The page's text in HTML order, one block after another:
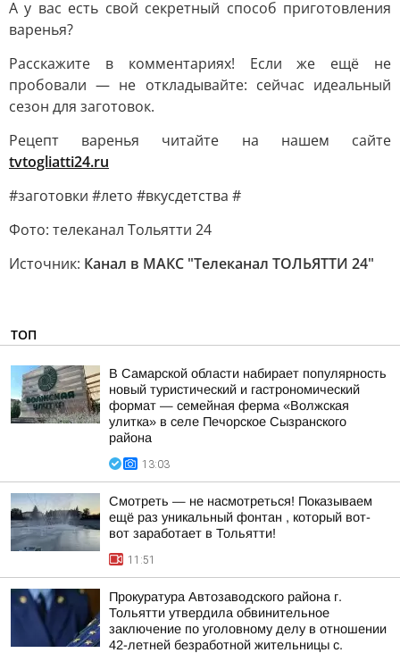
А у вас есть свой секретный способ приготовления
варенья?
Расскажите в комментариях! Если же ещё не
пробовали — не откладывайте: сейчас идеальный
сезон для заготовок.
Рецепт варенья читайте на нашем сайте
tvtogliatti24.ru
#заготовки #лето #вкусдетства #
Фото: телеканал Тольятти 24
Источник: Канал в МАКС "Телеканал ТОЛЬЯТТИ 24"
ТОП
В Самарской области набирает популярность
новый туристический и гастрономический
формат — семейная ферма «Волжская
улитка» в селе Печорское Сызранского
района
13:03
Смотреть — не насмотреться! Показываем
ещё раз уникальный фонтан , который вот-
вот заработает в Тольятти!
11:51
Прокуратура Автозаводского района г.
Тольятти утвердила обвинительное
заключение по уголовному делу в отношении
42-летней безработной жительницы с.